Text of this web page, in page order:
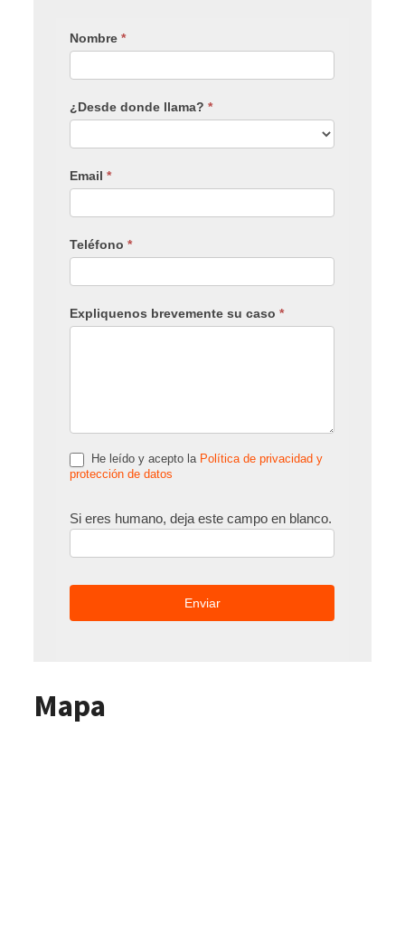
Nombre*
¿Desde donde llama?*
Email*
Teléfono*
Expliquenos brevemente su caso*
He leído y acepto la Política de privacidad y
protección de datos
Si eres humano, deja este campo en blanco.
Mapa